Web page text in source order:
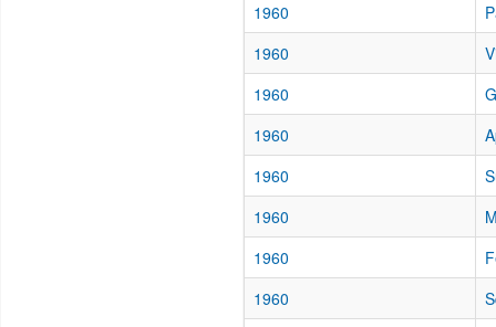
1960
1960
1960
1960
1960
1960
1960
1960